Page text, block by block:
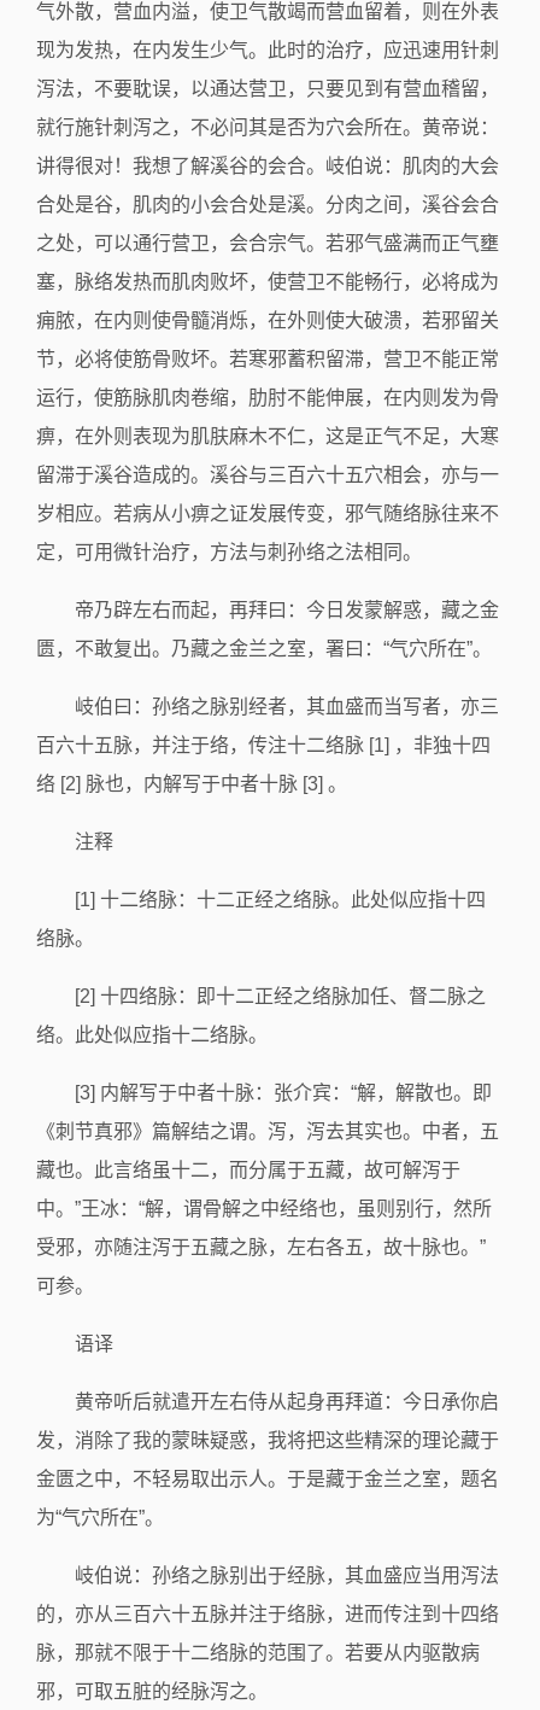
气外散，营血内溢，使卫气散竭而营血留着，则在外表
现为发热，在内发生少气。此时的治疗，应迅速用针刺
泻法，不要耽误，以通达营卫，只要见到有营血稽留，
就行施针刺泻之，不必问其是否为穴会所在。黄帝说：
讲得很对！我想了解溪谷的会合。岐伯说：肌肉的大会
合处是谷，肌肉的小会合处是溪。分肉之间，溪谷会合
之处，可以通行营卫，会合宗气。若邪气盛满而正气壅
塞，脉络发热而肌肉败坏，使营卫不能畅行，必将成为
痈脓，在内则使骨髓消烁，在外则使大破溃，若邪留关
节，必将使筋骨败坏。若寒邪蓄积留滞，营卫不能正常
运行，使筋脉肌肉卷缩，肋肘不能伸展，在内则发为骨
痹，在外则表现为肌肤麻木不仁，这是正气不足，大寒
留滞于溪谷造成的。溪谷与三百六十五穴相会，亦与一
岁相应。若病从小痹之证发展传变，邪气随络脉往来不
定，可用微针治疗，方法与刺孙络之法相同。
帝乃辟左右而起，再拜曰：今日发蒙解惑，藏之金
匮，不敢复出。乃藏之金兰之室，署曰：“气穴所在”。
岐伯曰：孙络之脉别经者，其血盛而当写者，亦三
百六十五脉，并注于络，传注十二络脉 [1] ，非独十四
络 [2] 脉也，内解写于中者十脉 [3] 。
注释
[1] 十二络脉：十二正经之络脉。此处似应指十四
络脉。
[2] 十四络脉：即十二正经之络脉加任、督二脉之
络。此处似应指十二络脉。
[3] 内解写于中者十脉：张介宾：“解，解散也。即
《刺节真邪》篇解结之谓。泻，泻去其实也。中者，五
藏也。此言络虽十二，而分属于五藏，故可解泻于
中。”王冰：“解，谓骨解之中经络也，虽则别行，然所
受邪，亦随注泻于五藏之脉，左右各五，故十脉也。”
可参。
语译
黄帝听后就遣开左右侍从起身再拜道：今日承你启
发，消除了我的蒙昧疑惑，我将把这些精深的理论藏于
金匮之中，不轻易取出示人。于是藏于金兰之室，题名
为“气穴所在”。
岐伯说：孙络之脉别出于经脉，其血盛应当用泻法
的，亦从三百六十五脉并注于络脉，进而传注到十四络
脉，那就不限于十二络脉的范围了。若要从内驱散病
邪，可取五脏的经脉泻之。